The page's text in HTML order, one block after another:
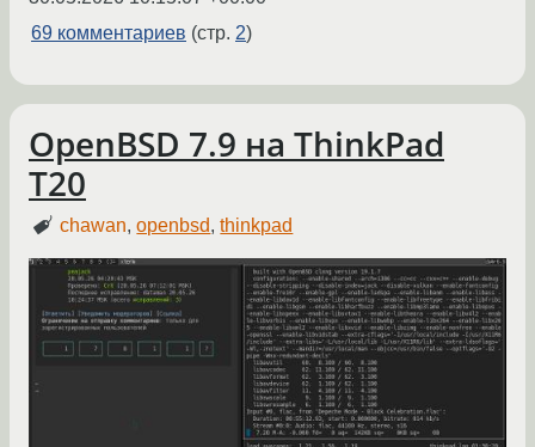
69 комментариев (стр. 2)
OpenBSD 7.9 на ThinkPad
T20
chawan,openbsd,thinkpad